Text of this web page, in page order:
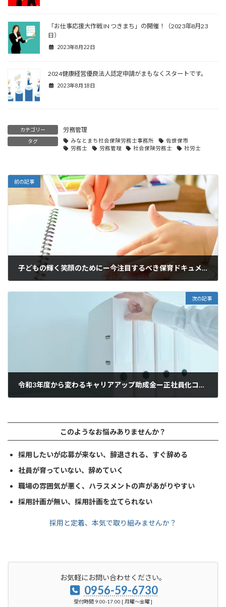
「お仕事応援大作戦 IN つきまち」の開催！（2023年8月23
日）
2023年8月22日
2024健康経営優良法人認定申請がまもなくスタートです。
2023年8月18日
カテゴリー 労務管理
タグ みなとまち社会保険労務士事務所
佐世保市
労務士
労務管理 社会保険労務士 社労士
前の記事
子どもの輝く笑顔のためにー今注目するべき保育ドキュメンテーションと労務管理とは
次の記事
令和3年度から変わるキャリアアップ助成金ー正社員化コースについて
このようなお悩みありませんか？
採用したいが応募が来ない、辞退される、すぐ辞める
社員が育っていない、辞めていく
職場の雰囲気が悪く、ハラスメントの声があがりやすい
採用計画が無い、採用計画を立てられない
採用と定着、本気で取り組みませんか？
お気軽にお問い合わせください。
0956-59-6730
受付時間 9:00-17:00 [ 月曜～金曜 ]